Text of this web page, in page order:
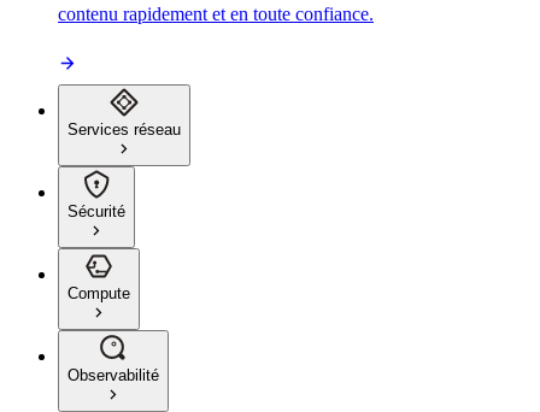
contenu rapidement et en toute confiance.
Services réseau
Sécurité
Compute
Observabilité